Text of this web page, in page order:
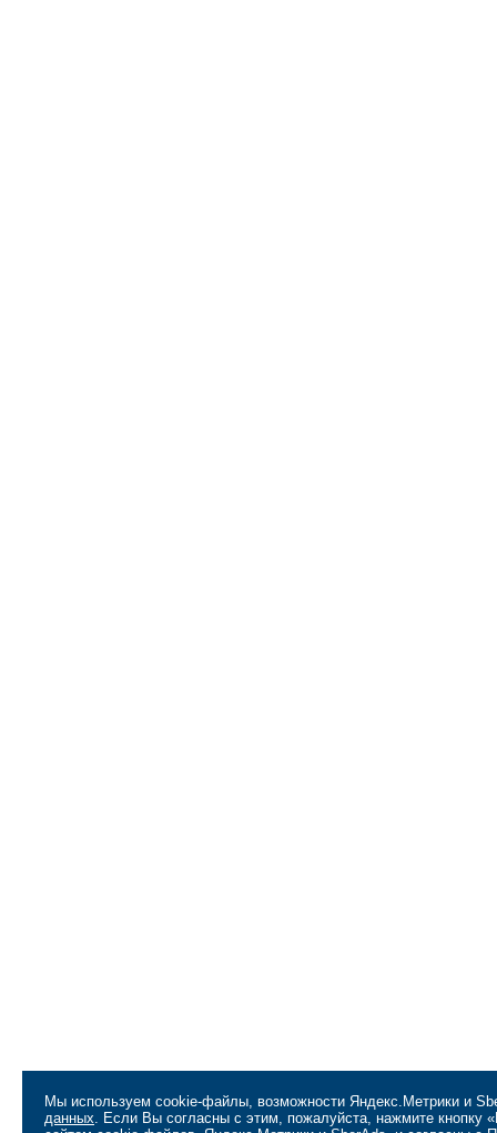
Мы используем cookie-файлы, возможности Яндекс.Метрики и
данных. Если Вы согласны с этим, пожалуйста, нажмите кнопку